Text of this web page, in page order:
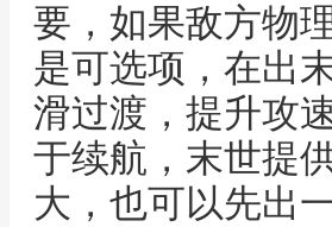
要，如果敌方物
是可选项，在出
滑过渡，提升攻
于续航，末世提
大，也可以先出